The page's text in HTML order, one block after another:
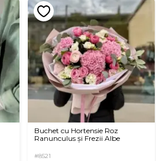
Buchet cu Hortensie Roz
Ranunculus și Frezii Albe
#8521